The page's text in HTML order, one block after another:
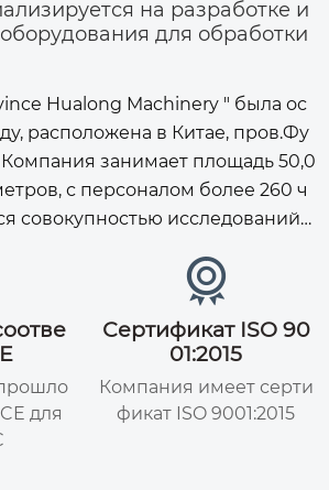
на разработке и
для обработки
Hualong Machinery " была ос
расположена в Китае, пров.Фу
Компания занимает площадь 50,0
с персоналом более 260 ч
совокупностью исследований
высокотехнологич
Компания придерживается фи
«ниокр инновации, качество пе
стремится к каменной про
обеспечить эффективные, и
станки и оборудование.
для

Сертификат ISO 90
01:2015
Компания имеет серти
фикат ISO 9001:2015